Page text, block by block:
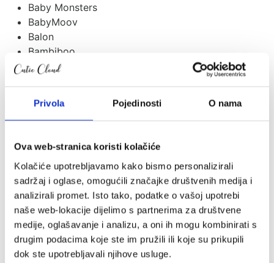
Privola Pojedinosti O nama
Ova web-stranica koristi kolačiće
Kolačiće upotrebljavamo kako bismo personalizirali
sadržaj i oglase, omogućili značajke društvenih medija i
analizirali promet. Isto tako, podatke o vašoj upotrebi
naše web-lokacije dijelimo s partnerima za društvene
medije, oglašavanje i analizu, a oni ih mogu kombinirati s
drugim podacima koje ste im pružili ili koje su prikupili
dok ste upotrebljavali njihove usluge.
Baby Monsters
BabyMoov
Balon
Bambiboo
Baobaby
Bombol
Bugaboo
Ceba
Childhome
Citron
Coco
Cocoonababy
Cottonmoose
CoZee
Cutie